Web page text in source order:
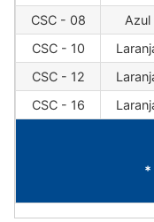
CSC - 08
Azul
CSC - 10
CSC - 12
CSC - 16
*